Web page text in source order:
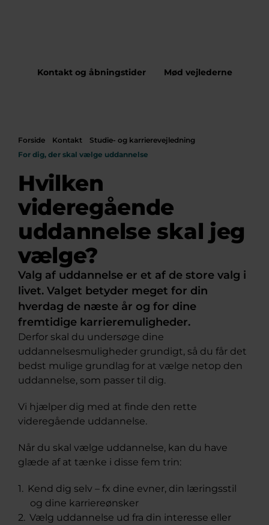
Kontakt og åbningstider Mød vejlederne
Forside Kontakt
Studie- og karrierevejledning
For dig, der skal vælge uddannelse
Hvilken
videregående
uddannelse skal jeg
vælge?
Valg af uddannelse er et af de store valg i
livet. Valget betyder meget for din
hverdag de næste år og for dine
fremtidige karrieremuligheder.
Derfor skal du undersøge dine
uddannelsesmuligheder grundigt, så du får det
bedst mulige grundlag for at vælge netop den
uddannelse, som passer til dig.
Vi hjælper dig med at finde den rette
videregående uddannelse.
Når du skal vælge uddannelse, kan du have
glæde af at tænke i disse fem trin:
Kend dig selv – fx dine evner, din læringsstil
og dine karriereønsker
Vælg uddannelse ud fra din interesse eller